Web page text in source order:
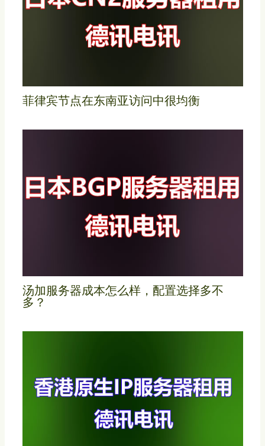
菲律宾节点在东南亚访问中很均衡
汤加服务器成本怎么样，配置选择多不
多？